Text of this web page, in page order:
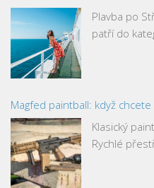
Plavba po
patří do
Magfed paintball: když
Klasický
Rychlé